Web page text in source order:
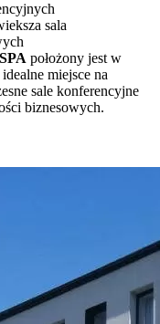
sala
położony jest w
miejsce na
sale konferencyjne
biznesowych.